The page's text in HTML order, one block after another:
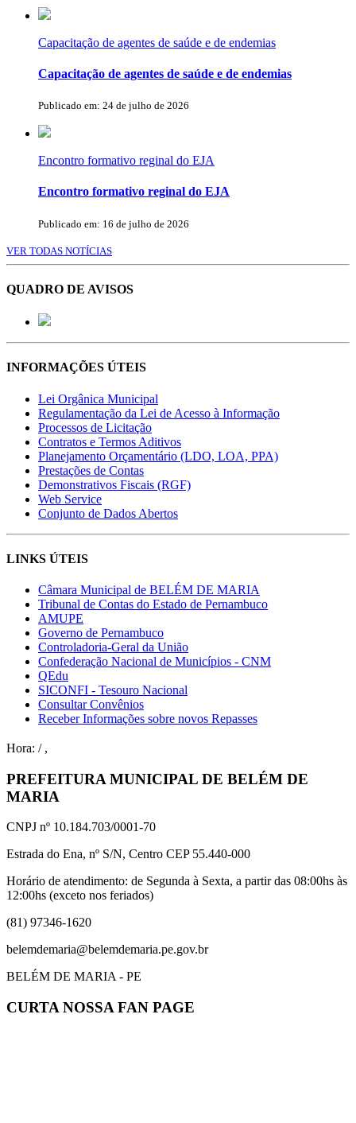
Capacitação de agentes de saúde e de endemias
Capacitação de agentes de saúde e de endemias
Publicado em: 24 de julho de 2026
Encontro formativo reginal do EJA
Encontro formativo reginal do EJA
Publicado em: 16 de julho de 2026
VER TODAS NOTÍCIAS
QUADRO DE AVISOS
INFORMAÇÕES ÚTEIS
Lei Orgânica Municipal
Regulamentação da Lei de Acesso à Informação
Processos de Licitação
Contratos e Termos Aditivos
Planejamento Orçamentário (LDO, LOA, PPA)
Prestações de Contas
Demonstrativos Fiscais (RGF)
Web Service
Conjunto de Dados Abertos
LINKS ÚTEIS
Câmara Municipal de BELÉM DE MARIA
Tribunal de Contas do Estado de Pernambuco
AMUPE
Governo de Pernambuco
Controladoria-Geral da União
Confederação Nacional de Municípios - CNM
QEdu
SICONFI - Tesouro Nacional
Consultar Convênios
Receber Informações sobre novos Repasses
Hora: / ,
PREFEITURA MUNICIPAL DE BELÉM DE
MARIA
CNPJ nº 10.184.703/0001-70
Estrada do Ena, nº S/N, Centro CEP 55.440-000
Horário de atendimento: de Segunda à Sexta, a partir das 08:00hs às
12:00hs (exceto nos feriados)
(81) 97346-1620
belemdemaria@belemdemaria.pe.gov.br
BELÉM DE MARIA - PE
CURTA NOSSA FAN PAGE